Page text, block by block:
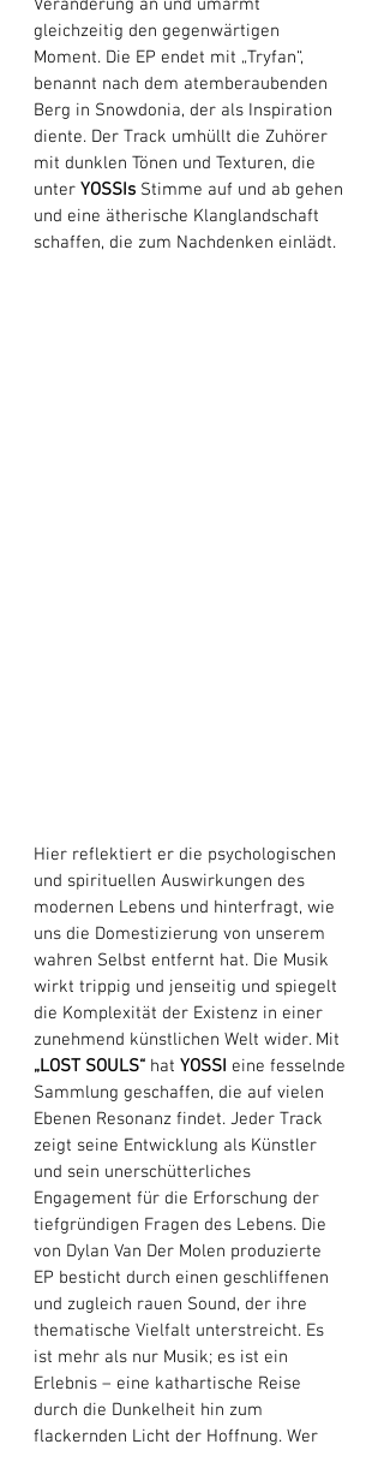
Veränderung an und umarmt
gleichzeitig den gegenwärtigen
Moment. Die EP endet mit „Tryfan“,
benannt nach dem atemberaubenden
Berg in Snowdonia, der als Inspiration
diente. Der Track umhüllt die Zuhörer
mit dunklen Tönen und Texturen, die
unter YOSSIs Stimme auf und ab gehen
und eine ätherische Klanglandschaft
schaffen, die zum Nachdenken einlädt.
Hier reflektiert er die psychologischen
und spirituellen Auswirkungen des
modernen Lebens und hinterfragt, wie
uns die Domestizierung von unserem
wahren Selbst entfernt hat. Die Musik
wirkt trippig und jenseitig und spiegelt
die Komplexität der Existenz in einer
zunehmend künstlichen Welt wider. Mit
„LOST SOULS“ hat YOSSI eine fesselnde
Sammlung geschaffen, die auf vielen
Ebenen Resonanz findet. Jeder Track
zeigt seine Entwicklung als Künstler
und sein unerschütterliches
Engagement für die Erforschung der
tiefgründigen Fragen des Lebens. Die
von Dylan Van Der Molen produzierte
EP besticht durch einen geschliffenen
und zugleich rauen Sound, der ihre
thematische Vielfalt unterstreicht. Es
ist mehr als nur Musik; es ist ein
Erlebnis – eine kathartische Reise
durch die Dunkelheit hin zum
flackernden Licht der Hoffnung. Wer